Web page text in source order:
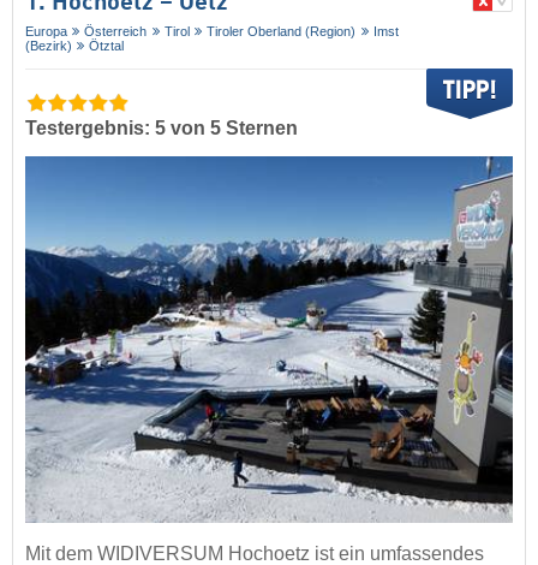
Europa Österreich Tirol Tiroler Oberland (Region)
Imst
(Bezirk)
Ötztal
Testergebnis: 5 von 5 Sternen
Mit dem WIDIVERSUM Hochoetz ist ein umfassendes